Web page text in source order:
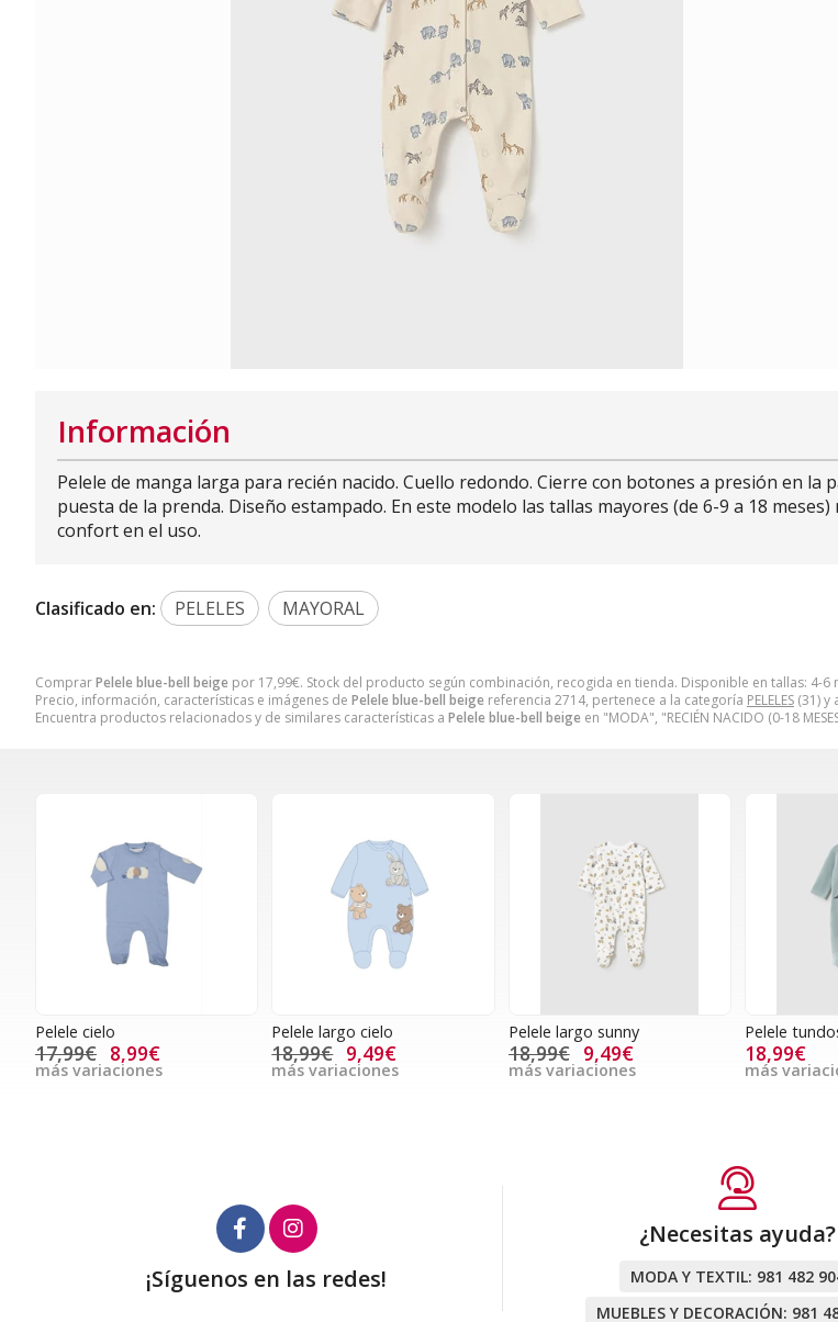
ComprarPelele blue-bell beige por 17,99€. Stock del producto según combinación, recogida en tienda. Disponible en tallas: 4-6
Precio, información, características e imágenes de Pelele blue-bell beige referencia 2714, pertenece a la categoría PELELES (31) y
Encuentra productos relacionados y de similares características a Pelele blue-bell beige en "MODA", "RECIÉN NACIDO (0-18
Información
Pelele de manga larga para recién nacido. Cuello redondo. Cierre con botones a presión en
puesta de la prenda. Diseño estampado. En este modelo las tallas mayores (de 6-9 a 18
confort en el uso.
Clasificado en: PELELES MAYORAL
Pelele cielo
17,99€ 8,99€
más variaciones
Pelele largo cielo
18,99€ 9,49€
más variaciones
Pelele largo sunny
18,99€ 9,49€
más variaciones
Pelele
18,99€
más
¡Síguenos en las redes!
¿Necesitas ayuda?
MODA Y TEXTIL: 981 482
MUEBLES Y DECORACIÓN: 981